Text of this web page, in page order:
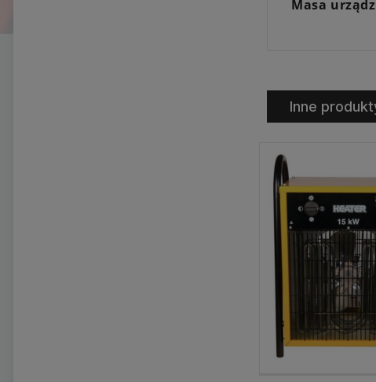
Masa
Inne